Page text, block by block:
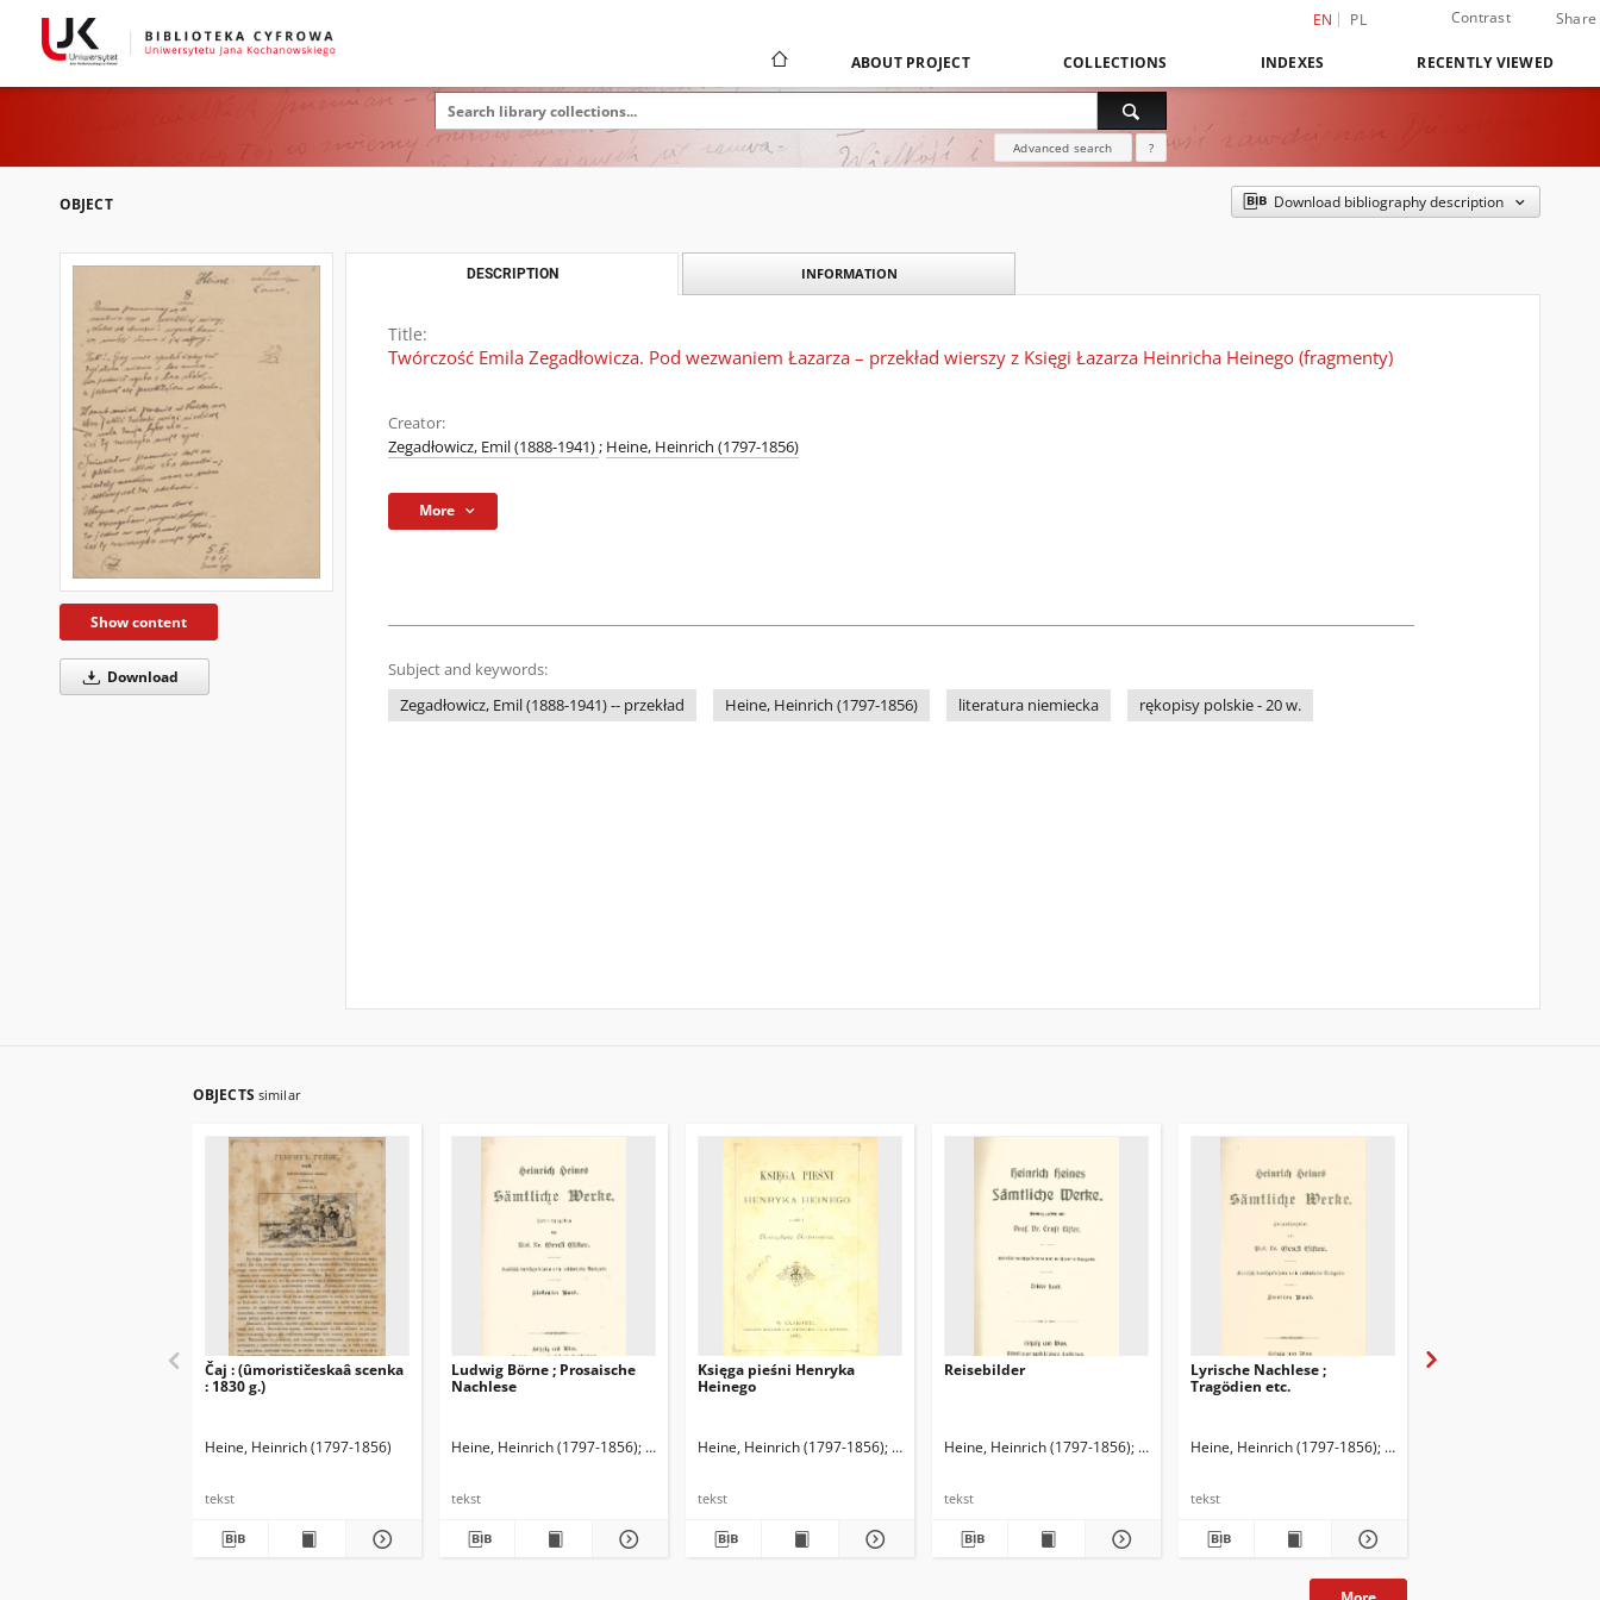
EN PL Contrast Share
ABOUT PROJECT COLLECTIONS INDEXES RECENTLY VIEWED
Advanced search ?
OBJECT Download bibliography description
Show content
Download
DESCRIPTION INFORMATION
Title:
Twórczość Emila Zegadłowicza. Pod wezwaniem Łazarza – przekład wierszy z Księgi Łazarza Heinricha Heinego (fragmenty)
Creator:
Zegadłowicz, Emil (1888-1941); Heine, Heinrich (1797-1856)
More
Subject and keywords:
Zegadłowicz, Emil (1888-1941) -- przekład
Heine, Heinrich (1797-1856) literatura niemiecka rękopisy polskie - 20 w.
OBJECTS similar
Čaj : (ûmorističeskaâ scenka
: 1830 g.)
Heine, Heinrich (1797-1856)
tekst
Ludwig Börne ; Prosaische
Nachlese
Heine, Heinrich (1797-1856) Elster, Ernst (1860-1940). Red.
tekst
Księga pieśni Henryka
Heinego
Heine, Heinrich (1797-1856) Michniewicz, Mieczysław. Tł.
tekst
Reisebilder
Heine, Heinrich (1797-1856) Elster, Ernst (1860-1940). Red.
tekst
Lyrische Nachlese ;
Tragödien etc.
Heine, Heinrich (1797-1856) Elster, Ernst (1860-1940). Red.
tekst